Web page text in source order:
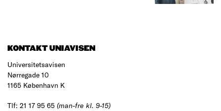
KONTAKT UNIAVISEN
Universitetsavisen
Nørregade 10
1165 København K
Tlf: 21 17 95 65 (man-fre kl. 9-15)